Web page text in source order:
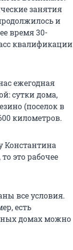
занятия
и
время 30-
квалификации
ежегодная
сутки дома,
(поселок в
километров.
Константина
это рабочее
все условия.
есть
домах можно